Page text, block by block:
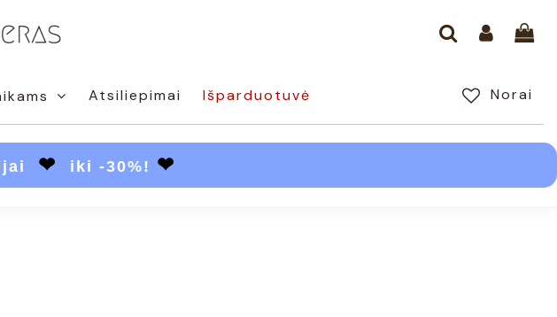
Atsiliepimai Norai
Išparduotuvė
❤ iki -30%! ❤